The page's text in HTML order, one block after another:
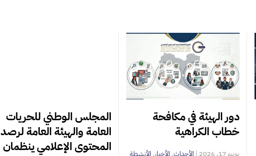
دور الهيئة في مكافحة
خطاب الكراهية
المجلس الوطني للحريات
العامة والهيئة العامة لرصد
المحتوى الإعلامي ينظمان